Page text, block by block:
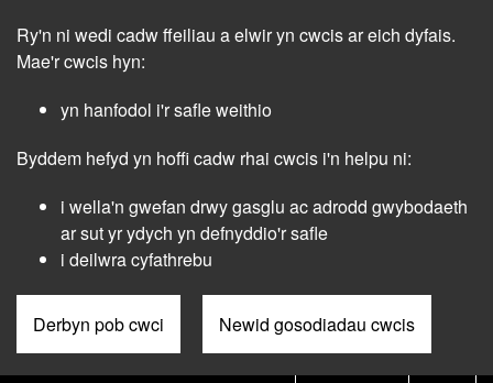
main
Ry'n ni wedi cadw ffeiliau a elwir yn cwcis ar eich dyfais.
Mae'r cwcis hyn:
yn hanfodol i'r safle weithio
Byddem hefyd yn hoffi cadw rhai cwcis i'n helpu ni:
i wella'n gwefan drwy gasglu ac adrodd gwybodaeth
ar sut yr ydych yn defnyddio'r safle
i deilwra cyfathrebu
Derbyn pob cwci Newid gosodiadau cwcis